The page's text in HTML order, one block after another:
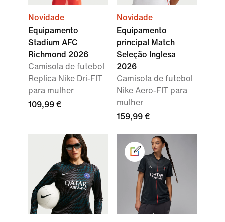
Novidade
Equipamento
Stadium AFC
Richmond 2026
Camisola de futebol
Replica Nike Dri-FIT
para mulher
109,99 €
Novidade
Equipamento
principal Match
Seleção Inglesa
2026
Camisola de futebol
Nike Aero-FIT para
mulher
159,99 €